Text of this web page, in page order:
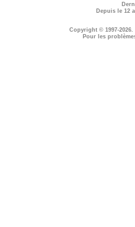
Depuis le 12
Copyright © 1997-2026.
Pour les